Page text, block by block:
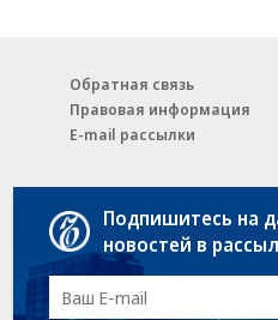
Обратная связь
Правовая информация
E-mail рассылки
Партнерские проекты/
«Промо» и «Официальное
На kommersant.ru
Подпишитесь на
новостей в